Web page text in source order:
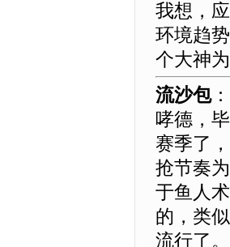
我想，
环境趋
个大神
流沙包
哮德，
赛季了
抢节奏
于鱼人
的，类
流行了